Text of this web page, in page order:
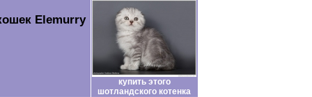
Elemurry
купить этого
шотландского котенка